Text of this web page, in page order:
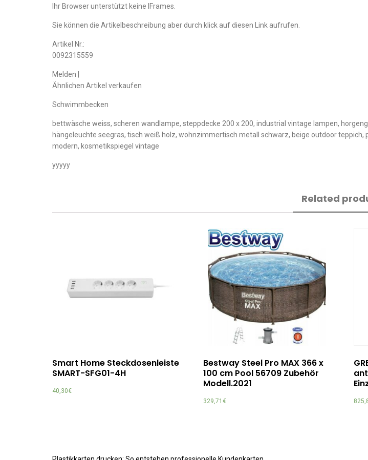
Ihr Browser unterstützt keine IFrames.
Sie können die Artikelbeschreibung aber durch klick auf diesen Link aufrufen.
Artikel Nr.:
0092315559
Melden |
Ähnlichen Artikel verkaufen
Schwimmbecken
bettwäsche weiss, scheren wandlampe, steppdecke 200 x 200, industrial vintage lampen,
hängeleuchte seegras, tisch weiß holz, wohnzimmertisch metall schwarz, beige outdoor
modern, kosmetikspiegel vintage
yyyyy
Related
Smart Home Steckdosenleiste
SMART-SFG01-4H
40,30€
Bestway Steel Pro MAX 366 x
100 cm Pool 56709 Zubehör
Modell.2021
329,71 €